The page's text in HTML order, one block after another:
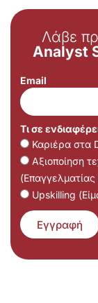
Λάβε
Analyst
Email
Τι σε
Καριέρα στα
Αξιοποίηση
Upskilling
Εγγραφή